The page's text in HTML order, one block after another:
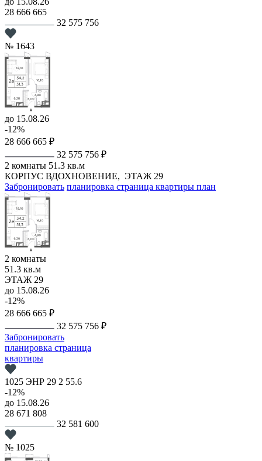
28 666 665
32 575 756
№ 1643
до 15.08.26
-12%
28 666 665 ₽
32 575 756 ₽
2 комнаты 51.3 кв.м
КОРПУС ВДОХНОВЕНИЕ, ЭТАЖ 29
Забронировать планировка страница квартиры план
2 комнаты
51.3 кв.м
ЭТАЖ 29
до 15.08.26
-12%
28 666 665 ₽
32 575 756 ₽
Забронировать
планировка страница
квартиры
1025 ЭНР 29 2 55.6
-12%
до 15.08.26
28 671 808
32 581 600
№ 1025